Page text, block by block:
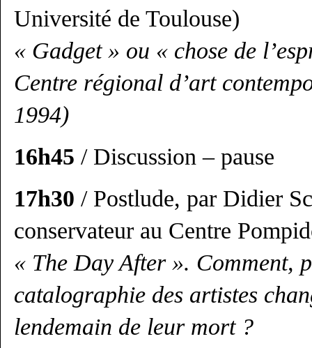
Université de Toulouse)
« Gadget » ou « chose de
Centre régional d’art
1994)
16h45 / Discussion – pause
17h30 / Postlude, par Didier
conservateur au Centre
« The Day After ». Comment,
catalographie des artistes
lendemain de leur mort ?